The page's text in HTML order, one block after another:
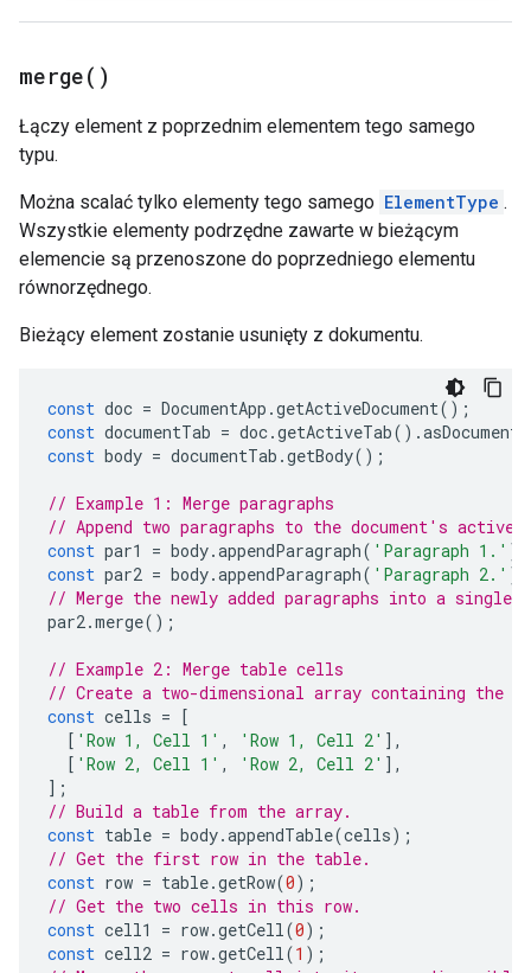
merge( )
Łączy element z poprzednim elementem tego samego
typu.
Można scalać tylko elementy tego samego ElementType .
Wszystkie elementy podrzędne zawarte w bieżącym
elemencie są przenoszone do poprzedniego elementu
równorzędnego.
Bieżący element zostanie usunięty z dokumentu.
const doc = DocumentApp .getActiveDocument();
const documentTab = doc.getActiveTab().
const body = documentTab .getBody();
// Example 1: Merge paragraphs
// Append two paragraphs to the document's active
const par1 = body.appendParagraph( 'Paragraph 1.' );
const par2 = body.appendParagraph( 'Paragraph 2.' );
// Merge the newly added paragraphs into a single
par2.merge();
// Example 2: Merge table cells
// Create a two-dimensional array containing the
const cells = [
[ 'Row 1, Cell 1' , 'Row 1, Cell 2' ],
[ 'Row 2, Cell 1' , 'Row 2, Cell 2' ],
];
// Build a table from the array.
const table = body.appendTable(cells);
// Get the first row in the table.
const row = table.getRow(0);
// Get the two cells in this row.
const cell1 = row.getCell(0);
const cell2 = row.getCell(1 );